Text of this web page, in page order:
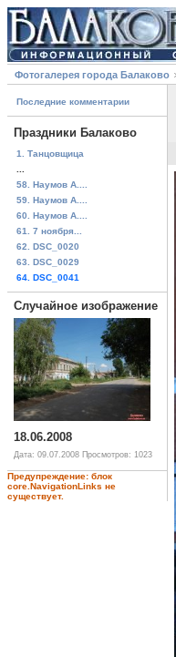
Фотогалерея города Балаково
Последние комментарии
Праздники Балаково
1. Танцовщица
58. Наумов А....
59. Наумов А....
60. Наумов А....
61. 7 ноября...
62. DSC_0020
63. DSC_0029
64. DSC_0041
Случайное изображение
18.06.2008
Дата: 09.07.2008 Просмотров: 1023
Предупреждение: блок
core.NavigationLinks не
существует.